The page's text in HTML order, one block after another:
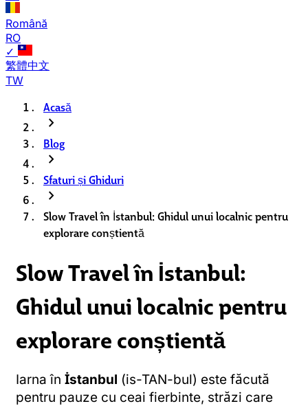
Română
RO
✓
繁體中文
TW
Acasă
chevron_right
Blog
chevron_right
Sfaturi și Ghiduri
chevron_right
Slow Travel în İstanbul: Ghidul unui localnic pentru
explorare conștientă
Slow Travel în İstanbul:
Ghidul unui localnic pentru
explorare conștientă
Iarna în İstanbul (is-TAN-bul) este făcută
pentru pauze cu ceai fierbinte, străzi care